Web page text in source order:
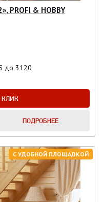
PROFI & HOBBY
до 3120
КЛИК
ПОДРОБНЕЕ
С УДОБНОЙ ПЛОЩАДКОЙ